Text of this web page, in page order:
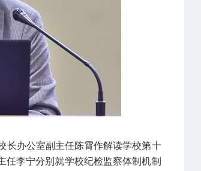
长办公室副主任陈霄作解读学校第十
任李宁分别就学校纪检监察体制机制